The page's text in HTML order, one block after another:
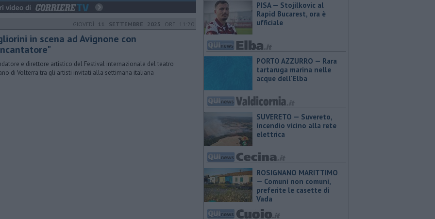
GIOVEDÌ 11 SETTEMBRE 2025 ORE 11:20
in scena ad Avignone con
e direttore artistico del Festival internazionale del teatro
di Volterra tra gli artisti invitati alla settimana italiana
PISA — Stojilkovic al
Rapid Bucarest, ora è
ufficiale
PORTO AZZURRO — Rara
tartaruga marina nelle
acque dell'Elba
SUVERETO — Suvereto,
incendio vicino alla rete
elettrica
ROSIGNANO MARITTIMO
— Comuni non comuni,
preferite le casette di
Vada